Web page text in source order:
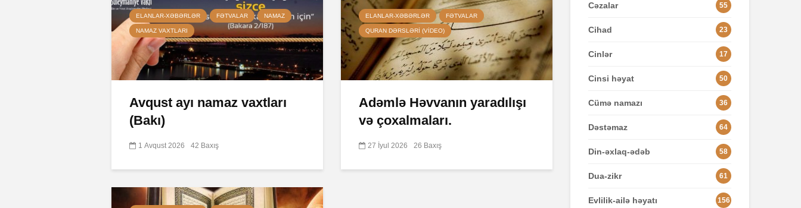
ELANLAR-XƏBƏRLƏR FƏTVALAR NAMAZ
NAMAZ VAXTLARI
Avqust ayı namaz vaxtları
(Bakı)
1 Avqust 2026 42 Baxış
ELANLAR-XƏBƏRLƏR FƏTVALAR
QURAN DƏRSLƏRI (VIDEO)
Adəmlə Həvvanın yaradılışı
və çoxalmaları.
27 İyul 2026 26 Baxış
Cəzalar 55
Cihad 23
Cinlər 17
Cinsi həyat 50
Cümə namazı 36
Dəstəmaz 64
Din-əxlaq-ədəb 58
Dua-zikr 61
Evlilik-ailə həyatı 156